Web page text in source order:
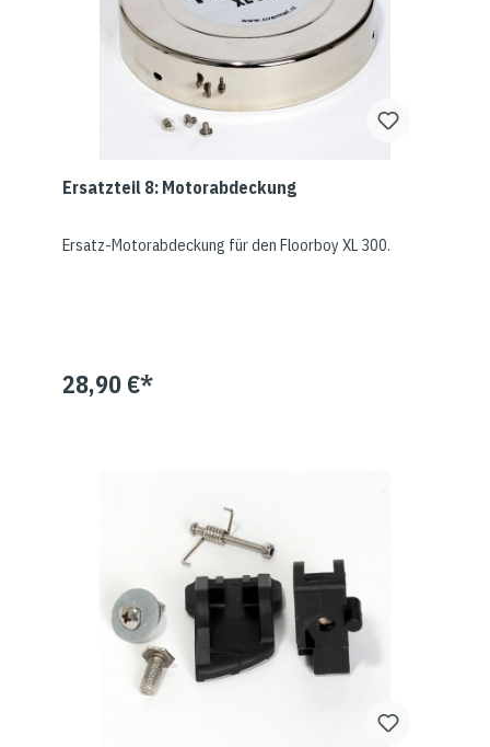
Ersatzteil 8: Motorabdeckung
Ersatz-Motorabdeckung für den Floorboy XL 300.
28,90 €*